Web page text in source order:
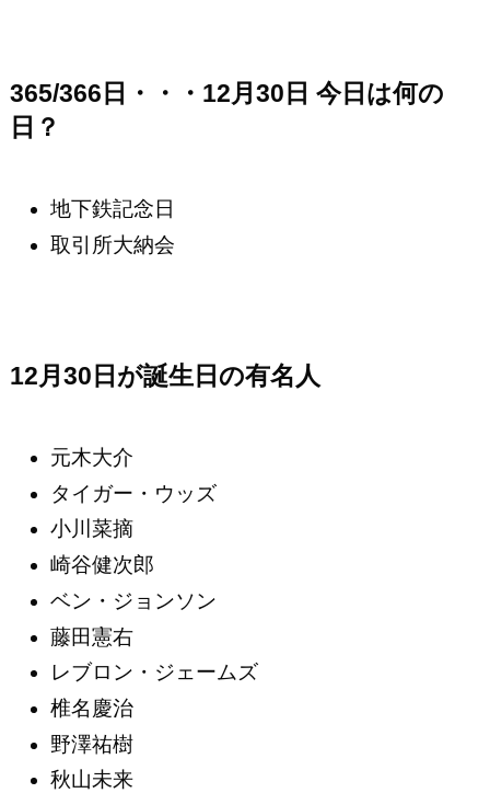
365/366日・・・12月30日 今日は何の
日？
地下鉄記念日
取引所大納会
12月30日が誕生日の有名人
元木大介
タイガー・ウッズ
小川菜摘
崎谷健次郎
ベン・ジョンソン
藤田憲右
レブロン・ジェームズ
椎名慶治
野澤祐樹
秋山未来